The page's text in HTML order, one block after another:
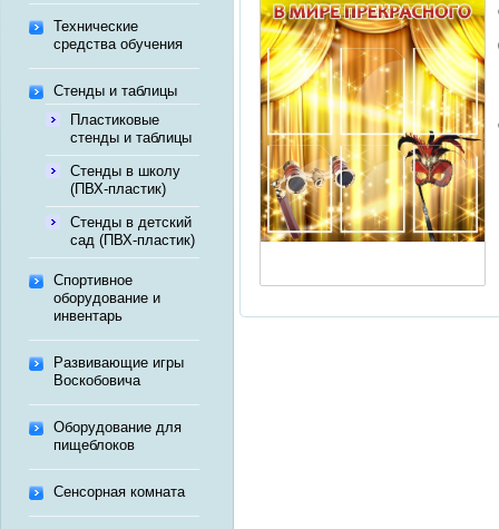
Технические
средства обучения
Стенды и таблицы
Пластиковые
стенды и таблицы
Стенды в школу
(ПВХ-пластик)
Стенды в детский
сад (ПВХ-пластик)
Спортивное
оборудование и
инвентарь
Развивающие игры
Воскобовича
Оборудование для
пищеблоков
Сенсорная комната